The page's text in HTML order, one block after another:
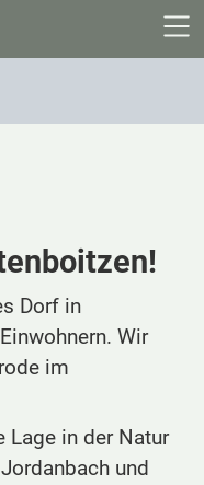
Dorf in
Wir
im
Lage in der Natur
und